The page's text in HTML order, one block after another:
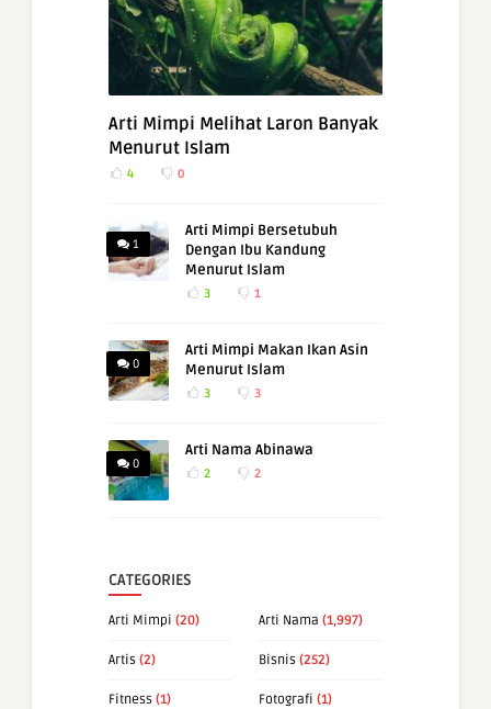
Arti Mimpi Melihat Laron Banyak
Menurut Islam
4 0
1
Arti Mimpi Bersetubuh
Dengan Ibu Kandung
Menurut Islam
3 1
0
Arti Mimpi Makan Ikan Asin
Menurut Islam
3 3
0
Arti Nama Abinawa
2 2
CATEGORIES
Arti Mimpi (20) Arti Nama (1,997)
Artis (2) Bisnis (252)
Fitness (1) Fotografi (1)